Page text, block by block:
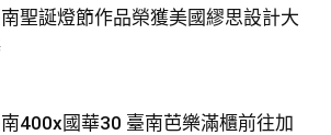
聖誕燈節作品榮獲美國繆思設計大
400x國華30 臺南芭樂滿櫃前往加